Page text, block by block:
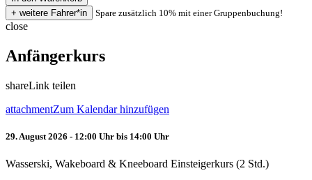
Spare zusätzlich 10% mit einer Gruppenbuchung!
close
Anfängerkurs
shareLink teilen
attachmentZum Kalendar hinzufügen
29. August 2026 - 12:00 Uhr bis 14:00 Uhr
Wasserski, Wakeboard & Kneeboard Einsteigerkurs (2 Std.)